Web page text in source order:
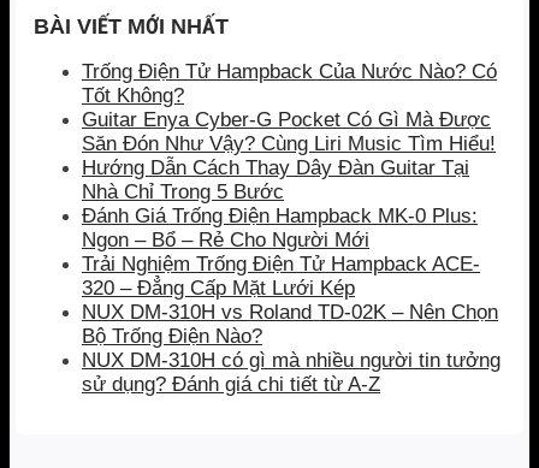
BÀI VIẾT MỚI NHẤT
Trống Điện Tử Hampback Của Nước Nào? Có
Tốt Không?
Guitar Enya Cyber-G Pocket Có Gì Mà Được
Săn Đón Như Vậy? Cùng Liri Music Tìm Hiểu!
Hướng Dẫn Cách Thay Dây Đàn Guitar Tại
Nhà Chỉ Trong 5 Bước
Đánh Giá Trống Điện Hampback MK-0 Plus:
Ngon – Bổ – Rẻ Cho Người Mới
Trải Nghiệm Trống Điện Tử Hampback ACE-
320 – Đẳng Cấp Mặt Lưới Kép
NUX DM-310H vs Roland TD-02K – Nên Chọn
Bộ Trống Điện Nào?
NUX DM-310H có gì mà nhiều người tin tưởng
sử dụng? Đánh giá chi tiết từ A-Z